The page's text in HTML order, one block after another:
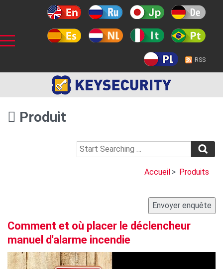
RSS
Produit
Accueil > Produits
Comment et où placer le déclencheur
manuel d'alarme incendie